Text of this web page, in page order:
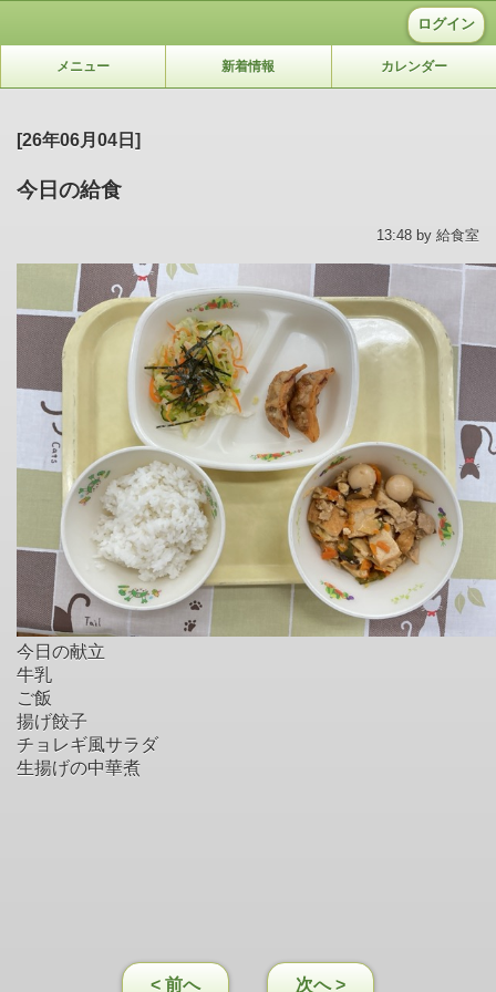
ログイン
メニュー 新着情報 カレンダー
[26年06月04日]
今日の給食
13:48 by 給食室
今日の献立
牛乳
ご飯
揚げ餃子
チョレギ風サラダ
生揚げの中華煮
< 前へ 次へ >